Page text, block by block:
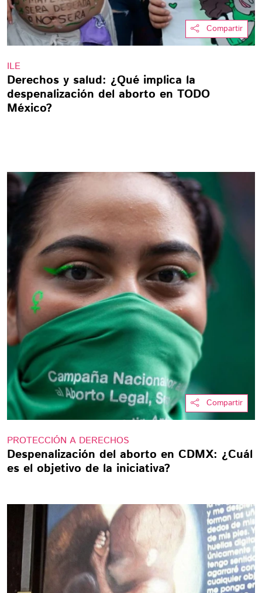
Compartir
ILE
Derechos y salud: ¿Qué implica la
despenalización del aborto en TODO
México?
Compartir
PROTECCIÓN A DERECHOS
Despenalización del aborto en CDMX: ¿Cuál
es el objetivo de la iniciativa?